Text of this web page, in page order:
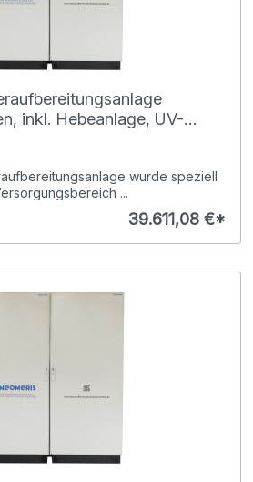
inkl. Hebeanlage, UV-
und
wurde speziell
...
39.611,08 €*